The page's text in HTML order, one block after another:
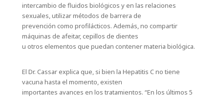
intercambio de fluidos biológicos y en las relaciones
sexuales, utilizar métodos de barrera de
prevención como profilácticos. Además, no compartir
máquinas de afeitar, cepillos de dientes
u otros elementos que puedan contener materia biológica.
El Dr. Cassar explica que, si bien la Hepatitis C no tiene
vacuna hasta el momento, existen
importantes avances en los tratamientos. “En los últimos 5